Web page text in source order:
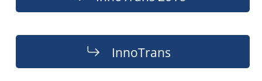
InnoTrans